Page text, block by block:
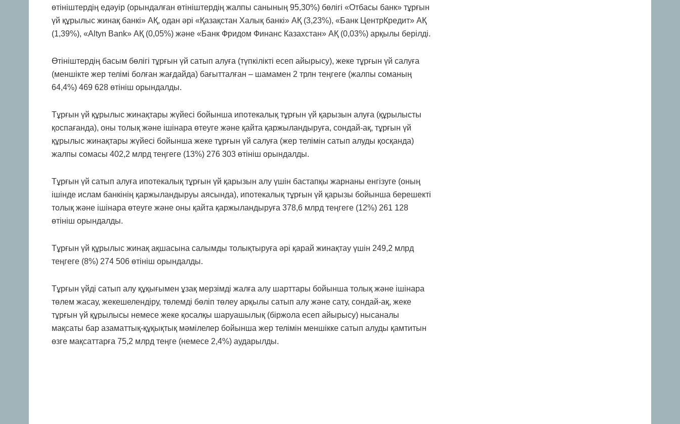
өтініштердің едәуір (орындалған өтініштердің жалпы санының 95,30%) бөлігі «Отбасы банк» тұрғын
үй құрылыс жинақ банкі» АҚ, одан әрі «Қазақстан Халық банкі» АҚ (3,23%), «Банк ЦентрКредит» АҚ
(1,39%), «Altyn Bank» АҚ (0,05%) және «Банк Фридом Финанс Казахстан» АҚ (0,03%) арқылы берілді.
Өтініштердің басым бөлігі тұрғын үй сатып алуға (түпкілікті есеп айырысу), жеке тұрғын үй салуға
(меншікте жер телімі болған жағдайда) бағытталған – шамамен 2 трлн теңгеге (жалпы соманың
64,4%) 469 628 өтініш орындалды.
Тұрғын үй құрылыс жинақтары жүйесі бойынша ипотекалық тұрғын үй қарызын алуға (құрылысты
қоспағанда), оны толық және ішінара өтеуге және қайта қаржыландыруға, сондай-ақ, тұрғын үй
құрылыс жинақтары жүйесі бойынша жеке тұрғын үй салуға (жер телімін сатып алуды қосқанда)
жалпы сомасы 402,2 млрд теңгеге (13%) 276 303 өтініш орындалды.
Тұрғын үй сатып алуға ипотекалық тұрғын үй қарызын алу үшін бастапқы жарнаны енгізуге (оның
ішінде ислам банкінің қаржыландыруы аясында), ипотекалық тұрғын үй қарызы бойынша берешекті
толық және ішінара өтеуге және оны қайта қаржыландыруға 378,6 млрд теңгеге (12%) 261 128
өтініш орындалды.
Тұрғын үй құрылыс жинақ ақшасына салымды толықтыруға әрі қарай жинақтау үшін 249,2 млрд
теңгеге (8%) 274 506 өтініш орындалды.
Тұрғын үйді сатып алу құқығымен ұзақ мерзімді жалға алу шарттары бойынша толық және ішінара
төлем жасау, жекешелендіру, төлемді бөліп төлеу арқылы сатып алу және сату, сондай-ақ, жеке
тұрғын үй құрылысы немесе жеке қосалқы шаруашылық (біржола есеп айырысу) нысаналы
мақсаты бар азаматтық-құқықтық мәмілелер бойынша жер телімін меншікке сатып алуды қамтитын
өзге мақсаттарға 75,2 млрд теңге (немесе 2,4%) аударылды.